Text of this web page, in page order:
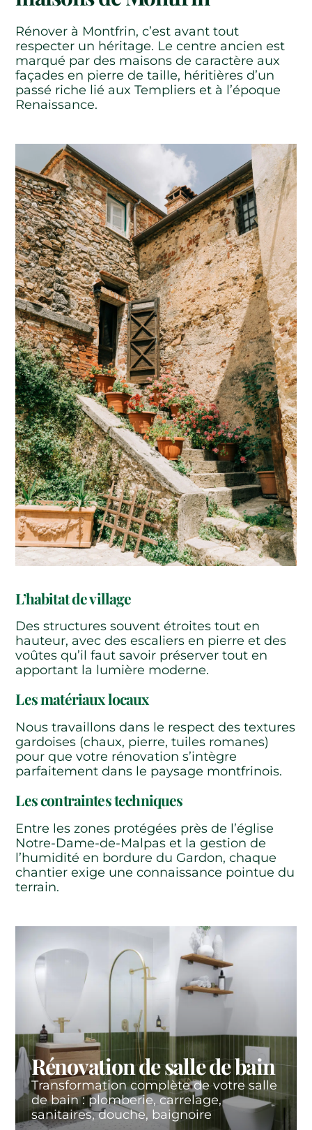
Rénover à Montfrin, c’est avant tout
respecter un héritage. Le centre ancien est
marqué par des maisons de caractère aux
façades en pierre de taille, héritières d’un
passé riche lié aux Templiers et à l’époque
Renaissance.
L’habitat de village
Des structures souvent étroites tout en
hauteur, avec des escaliers en pierre et des
voûtes qu’il faut savoir préserver tout en
apportant la lumière moderne.
Les matériaux locaux
Nous travaillons dans le respect des textures
gardoises (chaux, pierre, tuiles romanes)
pour que votre rénovation s’intègre
parfaitement dans le paysage montfrinois.
Les contraintes techniques
Entre les zones protégées près de l’église
Notre-Dame-de-Malpas et la gestion de
l’humidité en bordure du Gardon, chaque
chantier exige une connaissance pointue du
terrain.
Rénovation de salle de bain
Transformation complète de votre salle
de bain : plomberie, carrelage,
sanitaires, douche, baignoire